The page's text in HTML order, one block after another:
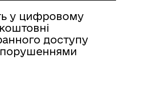
у цифровому
доступу